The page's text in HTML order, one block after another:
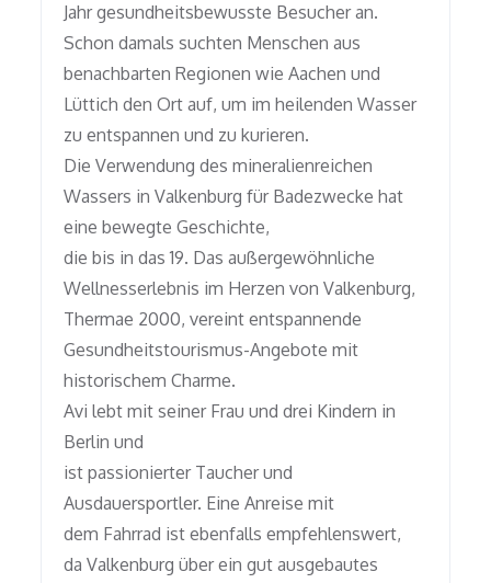
Jahr gesundheitsbewusste Besucher an.
Schon damals suchten Menschen aus
benachbarten Regionen wie Aachen und
Lüttich den Ort auf, um im heilenden Wasser
zu entspannen und zu kurieren.
Die Verwendung des mineralienreichen
Wassers in Valkenburg für Badezwecke hat
eine bewegte Geschichte,
die bis in das 19. Das außergewöhnliche
Wellnesserlebnis im Herzen von Valkenburg,
Thermae 2000, vereint entspannende
Gesundheitstourismus-Angebote mit
historischem Charme.
Avi lebt mit seiner Frau und drei Kindern in
Berlin und
ist passionierter Taucher und
Ausdauersportler. Eine Anreise mit
dem Fahrrad ist ebenfalls empfehlenswert,
da Valkenburg über ein gut ausgebautes